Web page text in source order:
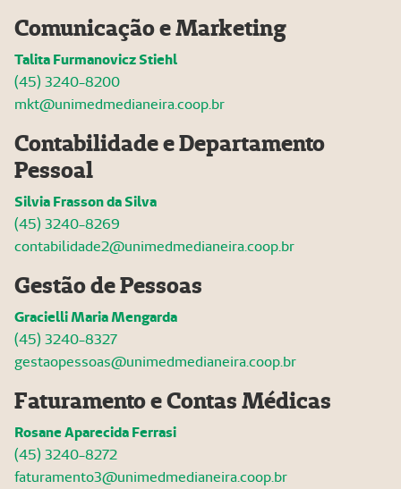
Comunicação e Marketing
Talita Furmanovicz Stiehl
(45) 3240-8200
mkt@unimedmedianeira.coop.br
Contabilidade e Departamento
Pessoal
Silvia Frasson da Silva
(45) 3240-8269
contabilidade2@unimedmedianeira.coop.br
Gestão de Pessoas
Gracielli Maria Mengarda
(45) 3240-8327
gestaopessoas@unimedmedianeira.coop.br
Faturamento e Contas Médicas
Rosane Aparecida Ferrasi
(45) 3240-8272
faturamento3@unimedmedianeira.coop.br